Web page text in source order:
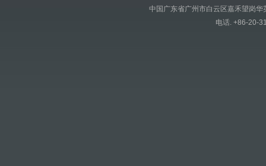
中国广东省广州市白云区嘉禾望岗
电话. +86-20-